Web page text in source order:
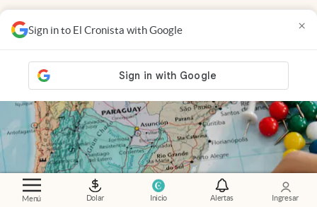
Menú Dolar Inicio Alertas Ingresar
Sign in to El Cronista with Google ×